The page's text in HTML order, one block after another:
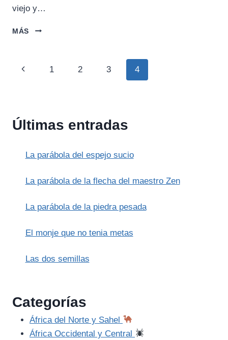
viejo y…
MÁS
EL
MAESTRO
Navegación
Página
1 2 3 4
Últimas entradas
La parábola del espejo sucio
La parábola de la flecha del maestro Zen
La parábola de la piedra pesada
El monje que no tenia metas
Las dos semillas
Categorías
África del Norte y Sahel
África Occidental y Central